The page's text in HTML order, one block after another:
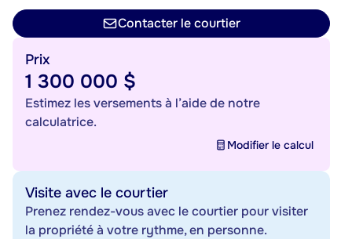
Contacter le courtier
Prix
1 300 000 $
Estimez les versements à l’aide de notre
calculatrice.
Modifier le calcul
Visite avec le courtier
Prenez rendez-vous avec le courtier pour visiter
la propriété à votre rythme, en personne.